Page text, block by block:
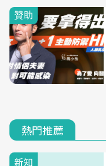
熱門推薦
新知